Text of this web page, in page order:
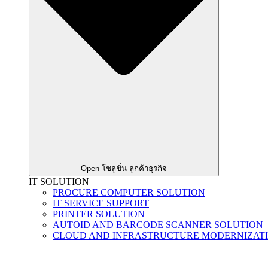
Open โซลูชั่น ลูกค้าธุรกิจ
IT SOLUTION
PROCURE COMPUTER SOLUTION
IT SERVICE SUPPORT
PRINTER SOLUTION
AUTOID AND BARCODE SCANNER SOLUTION
CLOUD AND INFRASTRUCTURE